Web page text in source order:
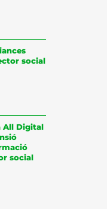
social
All Digital
social